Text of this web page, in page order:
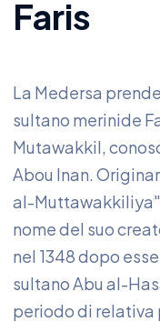
Faris
La Medersa
sultano merinide
Mutawakkil,
Abou Inan.
al-
nome del suo
nel 1348 dopo
sultano Abu al-
periodo di relativa